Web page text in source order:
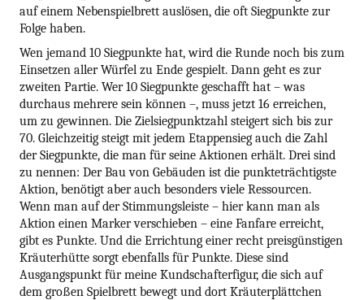
auf einem Nebenspielbrett auslösen, die oft Siegpunkte zur
Folge haben.
Wen jemand 10 Siegpunkte hat, wird die Runde noch bis zum
Einsetzen aller Würfel zu Ende gespielt. Dann geht es zur
zweiten Partie. Wer 10 Siegpunkte geschafft hat – was
durchaus mehrere sein können –, muss jetzt 16 erreichen,
um zu gewinnen. Die Zielsiegpunktzahl steigert sich bis zur
70. Gleichzeitig steigt mit jedem Etappensieg auch die Zahl
der Siegpunkte, die man für seine Aktionen erhält. Drei sind
zu nennen: Der Bau von Gebäuden ist die punkteträchtigste
Aktion, benötigt aber auch besonders viele Ressourcen.
Wenn man auf der Stimmungsleiste – hier kann man als
Aktion einen Marker verschieben – eine Fanfare erreicht,
gibt es Punkte. Und die Errichtung einer recht preisgünstigen
Kräuterhütte sorgt ebenfalls für Punkte. Diese sind
Ausgangspunkt für meine Kundschafterfigur, die sich auf
dem großen Spielbrett bewegt und dort Kräuterplättchen